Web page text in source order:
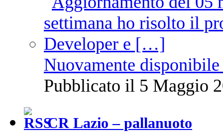
Nuovamente
Pubblicato il 5 Maggio
CR Lazio – pallanuoto